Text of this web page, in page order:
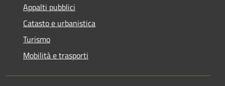
Appalti pubblici
Catasto e urbanistica
Turismo
Mobilità e trasporti